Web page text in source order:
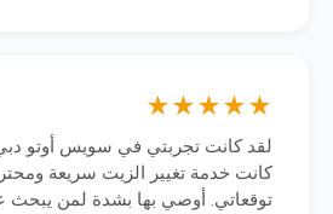
★★★★★
لقد كانت تجربتي في سويس أوتو دبي
كانت خدمة تغيير الزيت سريعة
توقعاتي. أوصي بها بشدة لمن يبحث